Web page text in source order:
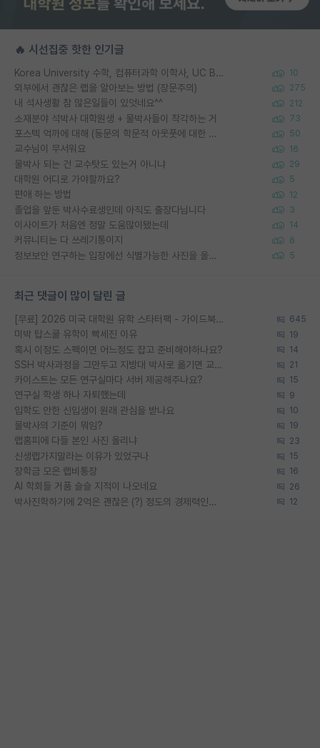
🔥 시선집중 핫한 인기글
Korea University 수학, 컴퓨터과학 이학사, UC Berkeley 산업공학 대학원 공학박사가 되는 것은 쉽지 않겠죠? 10
외부에서 괜찮은 랩을 알아보는 방법 (장문주의) 275
내 석사생활 참 많은일들이 있엇네요^^ 212
소재분야 석박사 대학원생 + 물박사들이 착각하는 거 73
포스텍 억까에 대해 (동문의 학문적 아웃풋에 대한 반박) 50
교수님이 무서워요 16
물박사 되는 건 교수탓도 있는거 아니냐 29
대학원 어디로 가야할까요? 5
편애 하는 방법 12
졸업을 앞둔 박사수료생인데 아직도 출장다닙니다 3
이사이트가 처음엔 정말 도움많이됐는데 14
커뮤니티는 다 쓰레기통이지 6
정보보안 연구하는 입장에선 식별가능한 사진을 올리는건 비추이긴함 5
최근 댓글이 많이 달린 글
[무료] 2026 미국 대학원 유학 스타터팩 - 가이드북 & 합격자 컨택메일 템플릿 645
미박 탑스쿨 유학이 빡세진 이유 19
혹시 이정도 스펙이면 어느정도 잡고 준비해야하나요? 14
SSH 박사과정을 그만두고 지방대 박사로 옮기면 교수의 꿈은 끝일까요? 21
카이스트는 모든 연구실마다 서버 제공해주나요? 15
연구실 학생 하나 자퇴했는데 9
입학도 안한 신입생이 원래 관심을 받나요 10
물박사의 기준이 뭐임? 19
랩홈피에 다들 본인 사진 올리냐 23
신생랩가지말라는 이유가 있었구나 15
장학금 모은 랩비통장 16
AI 학회들 거품 슬슬 지적이 나오네요 26
박사진학하기에 2억은 괜찮은 (?) 정도의 경제력인가요 12